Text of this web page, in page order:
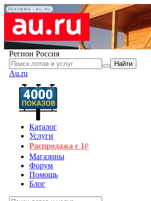
РЕКЛАМА • AU.RU
Регион Россия
Найти
Au.ru
Каталог
Услуги
Распродажа с 1₽
Магазины
Форум
Помощь
Блог